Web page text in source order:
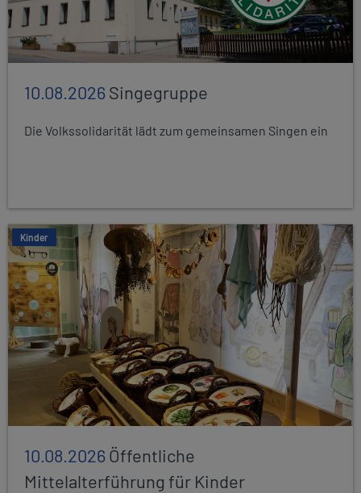
10.08.2026Singegruppe
Die Volkssolidarität lädt zum gemeinsamen Singen ein
Kinder
10.08.2026Öffentliche
Mittelalterführung für Kinder